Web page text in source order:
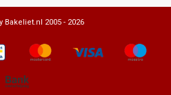
Bakeliet.nl 2005 - 2026